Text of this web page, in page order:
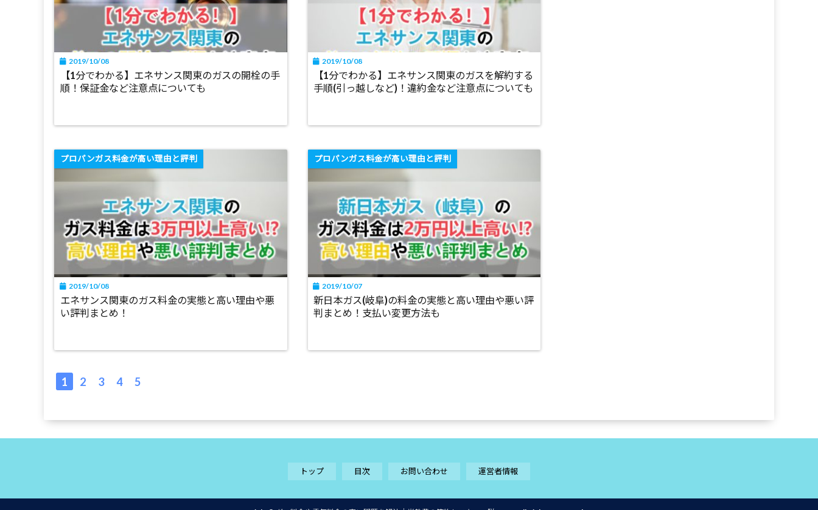
2019/10/08
【1分でわかる】エネサンス関東のガスの開栓の手
順！保証金など注意点についても
2019/10/08
【1分でわかる】エネサンス関東のガスを解約する
手順(引っ越しなど)！違約金など注意点についても
プロパンガス料金が高い理由と評判
2019/10/08
エネサンス関東のガス料金の実態と高い理由や悪
い評判まとめ！
プロパンガス料金が高い理由と評判
2019/10/07
新日本ガス(岐阜)の料金の実態と高い理由や悪い評
判まとめ！支払い変更方法も
1 2 3 4 5
トップ 目次 お問い合わせ 運営者情報